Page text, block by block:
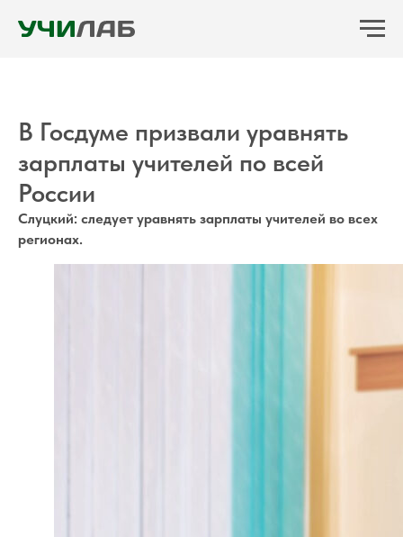
В Госдуме призвали уравнять
зарплаты учителей по всей
России
Слуцкий: следует уравнять зарплаты учителей во всех
регионах.